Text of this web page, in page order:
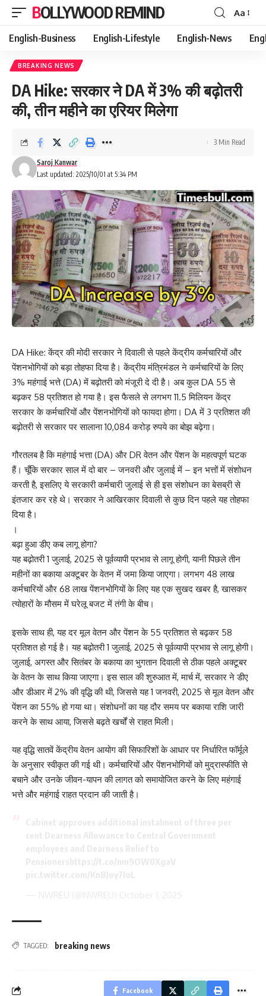
BOLLYWOOD REMIND
Font
Resizer
Aa
English-Business English-Lifestyle English-News
BREAKING NEWS
DA Hike: सरकार ने DA में 3% की बढ़ोतरी
की, तीन महीने का एरियर मिलेगा
Last updated: 2025/10/01 at 5:34 PM
Saroj Kanwar
3 Min Read
DA Hike: केंद्र की मोदी सरकार ने दिवाली से पहले केंद्रीय कर्मचारियों और
पेंशनभोगियों को बड़ा तोहफा दिया है। केंद्रीय मंत्रिमंडल ने कर्मचारियों के लिए
3% महंगाई भत्ते (DA) में बढ़ोतरी को मंजूरी दे दी है। अब कुल DA 55 से
बढ़कर 58 प्रतिशत हो गया है। इस फैसले से लगभग 11.5 मिलियन केंद्र
सरकार के कर्मचारियों और पेंशनभोगियों को फायदा होगा। DA में 3 प्रतिशत की
बढ़ोतरी से सरकार पर सालाना 10,084 करोड़ रुपये का बोझ बढ़ेगा।
गौरतलब है कि महंगाई भत्ता (DA) और DR वेतन और पेंशन के महत्वपूर्ण घटक
हैं। चूँकि सरकार साल में दो बार – जनवरी और जुलाई में – इन भत्तों में संशोधन
करती है, इसलिए ये सरकारी कर्मचारी जुलाई से ही इस संशोधन का बेसब्री से
इंतजार कर रहे थे। सरकार ने आखिरकार दिवाली से कुछ दिन पहले यह तोहफा
दिया है।
।
बढ़ा हुआ डीए कब लागू होगा?
यह बढ़ोतरी 1 जुलाई, 2025 से पूर्वव्यापी प्रभाव से लागू होगी, यानी पिछले तीन
महीनों का बकाया अक्टूबर के वेतन में जमा किया जाएगा। लगभग 48 लाख
कर्मचारियों और 68 लाख पेंशनभोगियों के लिए यह एक सुखद खबर है, खासकर
त्योहारों के मौसम में घरेलू बजट में तंगी के बीच।
इसके साथ ही, यह दर मूल वेतन और पेंशन के 55 प्रतिशत से बढ़कर 58
प्रतिशत हो गई है। यह बढ़ोतरी 1 जुलाई, 2025 से पूर्वव्यापी प्रभाव से लागू होगी।
जुलाई, अगस्त और सितंबर के बकाया का भुगतान दिवाली से ठीक पहले अक्टूबर
के वेतन के साथ किया जाएगा। इस साल की शुरुआत में, मार्च में, सरकार ने डीए
और डीआर में 2% की वृद्धि की थी, जिससे यह 1 जनवरी, 2025 से मूल वेतन और
पेंशन का 55% हो गया था। संशोधनों का यह दौर समय पर बकाया राशि जारी
करने के साथ आया, जिससे बढ़ते खर्चों से राहत मिली।
यह वृद्धि सातवें केंद्रीय वेतन आयोग की सिफारिशों के आधार पर निर्धारित फॉर्मूले
के अनुसार स्वीकृत की गई थी। कर्मचारियों और पेंशनभोगियों को मुद्रास्फीति से
बचाने और उनके जीवन-यापन की लागत को समायोजित करने के लिए महंगाई
भत्ते और महंगाई राहत प्रदान की जाती है।
TAGGED: breaking news
Facebook